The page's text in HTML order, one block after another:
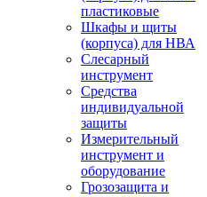
пластиковые
Шкафы и щиты
(корпуса) для НВА
Слесарный
инструмент
Средства
индивидуальной
защиты
Измерительный
инструмент и
оборудование
Грозозащита и